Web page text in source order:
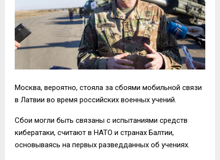
Москва, вероятно, стояла за сбоями мобильной связи
в Латвии во время российских военных учений.
Сбои могли быть связаны с испытаниями средств
кибератаки, считают в НАТО и странах Балтии,
основываясь на первых разведданных об учениях.